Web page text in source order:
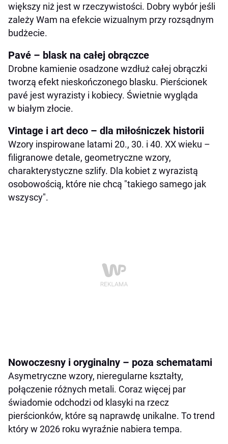
większy niż jest w rzeczywistości. Dobry wybór jeśli
zależy Wam na efekcie wizualnym przy rozsądnym
budżecie.
Pavé – blask na całej obrączce
Drobne kamienie osadzone wzdłuż całej obrączki
tworzą efekt nieskończonego blasku. Pierścionek
pavé jest wyrazisty i kobiecy. Świetnie wygląda
w białym złocie.
Vintage i art deco – dla miłośniczek historii
Wzory inspirowane latami 20., 30. i 40. XX wieku –
filigranowe detale, geometryczne wzory,
charakterystyczne szlify. Dla kobiet z wyrazistą
osobowością, które nie chcą "takiego samego jak
wszyscy".
Nowoczesny i oryginalny – poza schematami
Asymetryczne wzory, nieregularne kształty,
połączenie różnych metali. Coraz więcej par
świadomie odchodzi od klasyki na rzecz
pierścionków, które są naprawdę unikalne. To trend
który w 2026 roku wyraźnie nabiera tempa.